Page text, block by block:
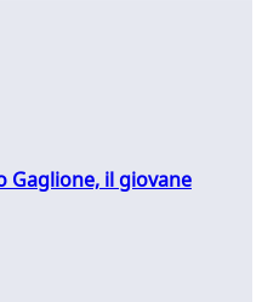
Gaglione, il giovane